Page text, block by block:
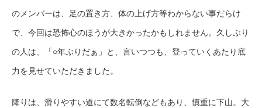
のメンバーは、足の置き方、体の上げ方等わからない事だらけ
で、今回は恐怖心のほうが大きかったかもしれません。久しぶり
の人は、「○年ぶりだぁ」と、言いつつも、登っていくあたり底
力を見せていただきました。
降りは、滑りやすい道にて数名転倒などもあり、慎重に下山。大